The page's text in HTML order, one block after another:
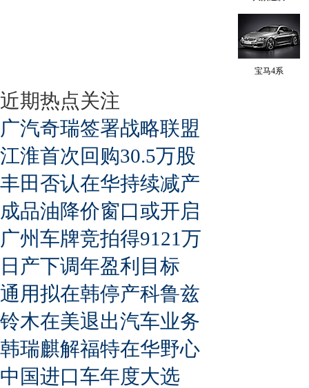
宝马4系
近期热点关注
广汽奇瑞签署战略联盟
江淮首次回购30.5万股
丰田否认在华持续减产
成品油降价窗口或开启
广州车牌竞拍得9121万
日产下调年盈利目标
通用拟在韩停产科鲁兹
铃木在美退出汽车业务
韩瑞麒解福特在华野心
中国进口车年度大选